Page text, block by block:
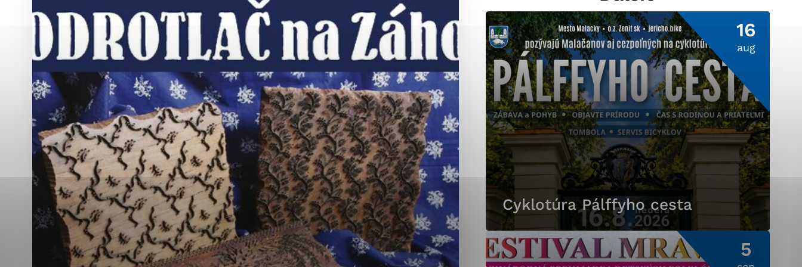
Sčítanie obyvateľov, domov a bytov
2021
Separovaný zber v meste
16
aug
Cyklotúra Pálffyho cesta
5
Technické cookies
Technické súbory cookie sú pre prevádzku nevyhnutné a pomáhajú urobiť webové stránky uplatniteľnými
tým, že umožňujú základné funkcie, ako je navigácia na stránke a prístup k zabezpečeným oblastiam webovej
stránky. Bez týchto súborov cookie nemôže web správne fungovať.
Analytické cookies
Analytické cookies pomáhajú prevádzkovateľovi stránok pochopiť, ako návštevníci stránok stránku používajú,
aby mohol stránky optimalizovať a ponúknuť im lepšiu skúsenosť. Všetky dáta sa zbierajú anonymne a nie je
možné ich spojiť s konkrétnou osobou.
Povoliť všetko Uložiť nastavenia Viac informácií